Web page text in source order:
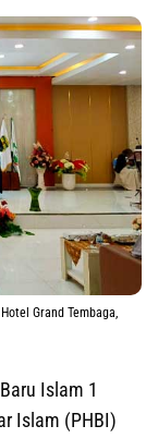
Grand Tembaga,
Islam 1
Islam (PHBI)